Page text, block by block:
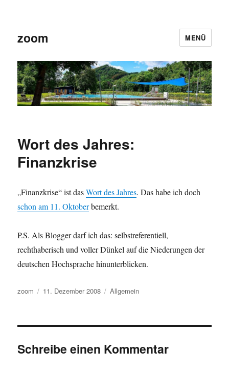
zoom MENÜ
Wort des Jahres:
Finanzkrise
„Finanzkrise“ ist dasWort des Jahres. Das habe ich doch
schon am 11. Oktoberbemerkt.
P.S. Als Blogger darf ich das: selbstreferentiell,
rechthaberisch und voller Dünkel auf die Niederungen der
deutschen Hochsprache hinunterblicken.
Autor
zoom
Veröffentlicht
11. Dezember 2008 Kategorien
Allgemein
Schreibe einen Kommentar